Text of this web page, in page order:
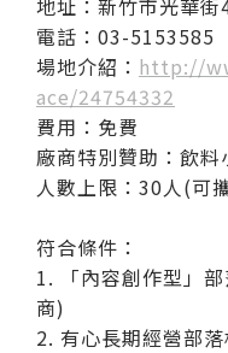
地址：新竹市光華街
電話：03-5153585
場地介紹： http://
ace/24754332
費用：免費
廠商特別贊助：飲料
人數上限：30人(可
符合條件：
1. 「內容創作型」
商)
2. 有心長期經營部落